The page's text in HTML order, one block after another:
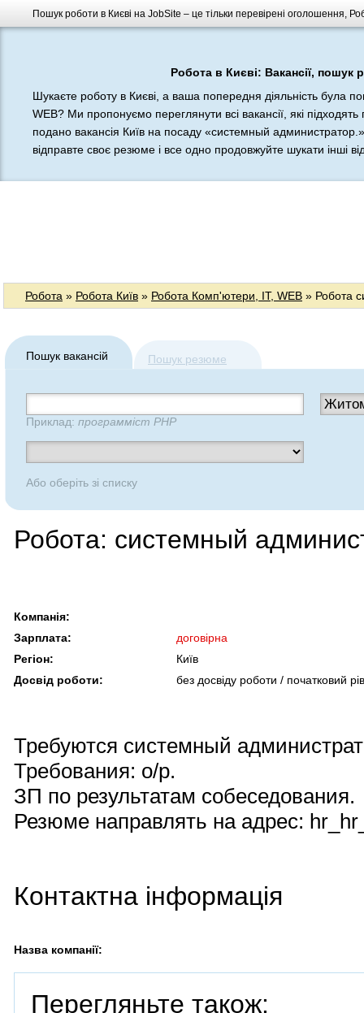
Пошук роботи в Києві на JobSite – це тільки перевірені оголошення,
Робота в Києві: Вакансії, пошук
Шукаєте роботу в Києві, а ваша попередня діяльність була
WEB? Ми пропонуємо переглянути всі вакансії, які
подано вакансія Київ на посаду «системный
відправте своє резюме і все одно продовжуйте шукати інші
Робота » Робота Київ » Робота Комп'ютери, IT, WEB » Робота
Пошук вакансій Пошук резюме
Приклад: программіст PHP
Або оберіть зі списку
Робота: системный
Компанія:
Зарплата:
договірна
Регіон:
Київ
Досвід роботи:
без досвіду роботи / початковий
Требуются системный
Требования: о/р.
ЗП по результатам собеседования.
Резюме направлять на адрес:
Контактна інформація
Назва компанії:
Перегляньте також: